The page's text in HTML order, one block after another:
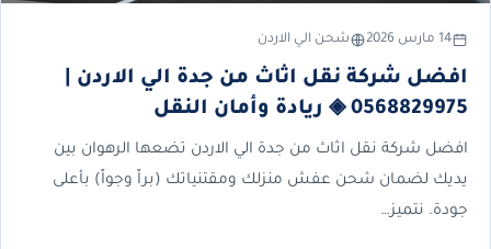
14 مارس 2026 شحن الي الاردن
افضل شركة نقل اثاث من جدة الي الاردن |
0568829975 ◈ ريادة وأمان النقل
افضل شركة نقل اثاث من جدة الي الاردن تضعها الرهوان بين
يديك لضمان شحن عفش منزلك ومقتنياتك (براً وجواً) بأعلى
جودة. نتميز…